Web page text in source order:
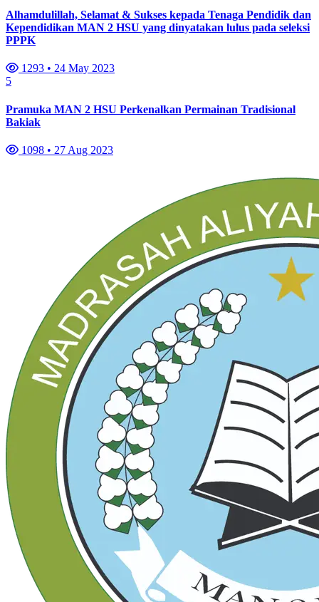
Alhamdulillah, Selamat & Sukses kepada Tenaga Pendidik dan
Kependidikan MAN 2 HSU yang dinyatakan lulus pada seleksi
PPPK
1293 • 24 May 2023
5
Pramuka MAN 2 HSU Perkenalkan Permainan Tradisional
Bakiak
1098 • 27 Aug 2023